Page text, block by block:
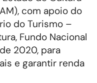
com apoio do
do Turismo –
Fundo Nacional
2020, para
e garantir renda